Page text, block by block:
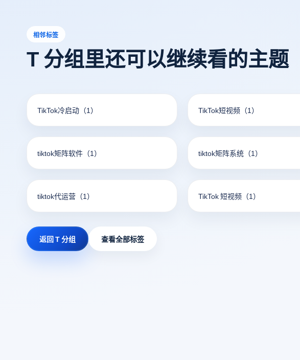
相邻标签
T 分组里还可以继续看的主题
TikTok冷启动 （1） TikTok短视频 （1）
tiktok矩阵软件 （1） tiktok矩阵系统 （1）
tiktok代运营 （1） TikTok 短视频 （1）
返回 T 分组 查看全部标签